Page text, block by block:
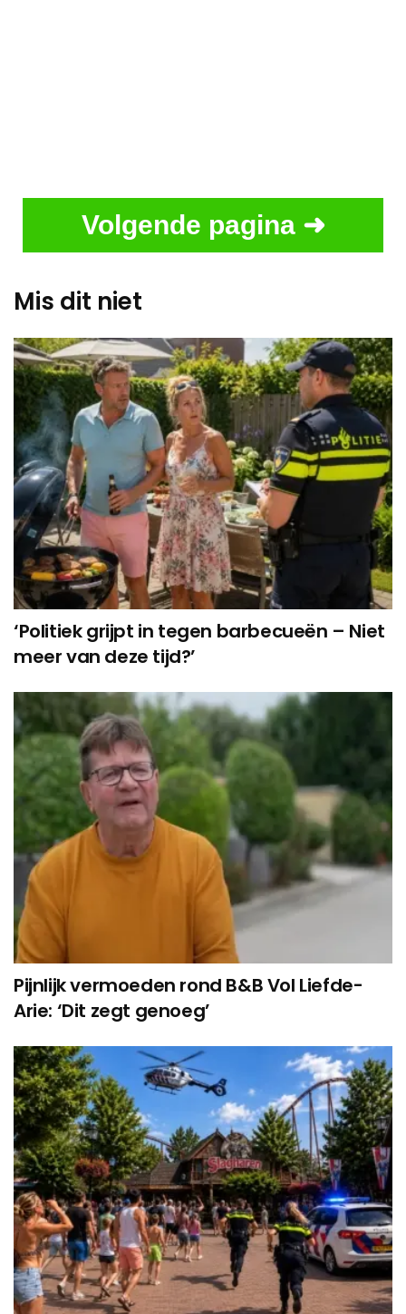
Volgende pagina ➜
Mis dit niet
‘Politiek grijpt in tegen barbecueën – Niet
meer van deze tijd?’
Pijnlijk vermoeden rond B&B Vol Liefde-
Arie: ‘Dit zegt genoeg’